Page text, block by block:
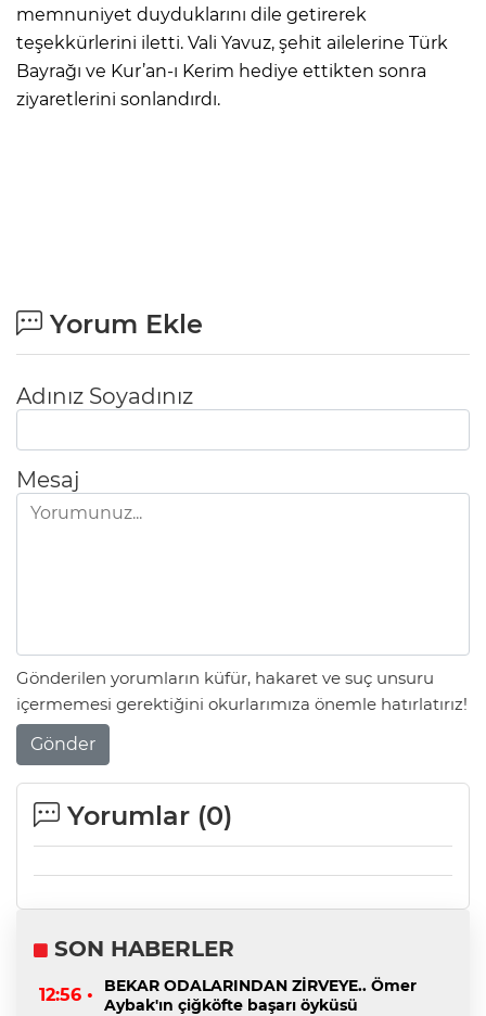
memnuniyet duyduklarını dile getirerek
teşekkürlerini iletti. Vali Yavuz, şehit ailelerine Türk
Bayrağı ve Kur’an-ı Kerim hediye ettikten sonra
ziyaretlerini sonlandırdı.
Yorum Ekle
Adınız Soyadınız
Mesaj
Gönderilen yorumların küfür, hakaret ve suç unsuru
içermemesi gerektiğini okurlarımıza önemle hatırlatırız!
Gönder
Yorumlar (0)
SON HABERLER
12:56 •
BEKAR ODALARINDAN ZİRVEYE.. Ömer
Aybak'ın çiğköfte başarı öyküsü